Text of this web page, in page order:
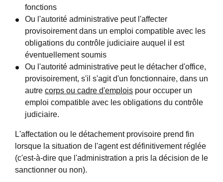
fonctions
Ou l'autorité administrative peut l'affecter
provisoirement dans un emploi compatible avec les
obligations du contrôle judiciaire auquel il est
éventuellement soumis
Ou l'autorité administrative peut le détacher d'office,
provisoirement, s'il s'agit d'un fonctionnaire, dans un
autre corps ou cadre d'emplois pour occuper un
emploi compatible avec les obligations du contrôle
judiciaire.
L'affectation ou le détachement provisoire prend fin
lorsque la situation de l'agent est définitivement réglée
(c'est-à-dire que l'administration a pris la décision de le
sanctionner ou non).